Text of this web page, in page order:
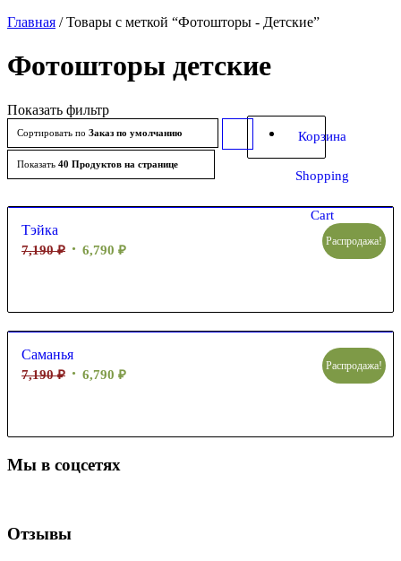
Корзина
Shopping
Cart
Главная / Товары с меткой “Фотошторы - Детские”
Фотошторы детские
Показать фильтр
Сортировать по Заказ по умолчанию Сортировать
товары
Показать 40 Продуктов на странице
Тэйка
7,190₽ 6,790 ₽
Распродажа!
Саманья
7,190₽ 6,790 ₽
Распродажа!
Мы в соцсетях
Отзывы